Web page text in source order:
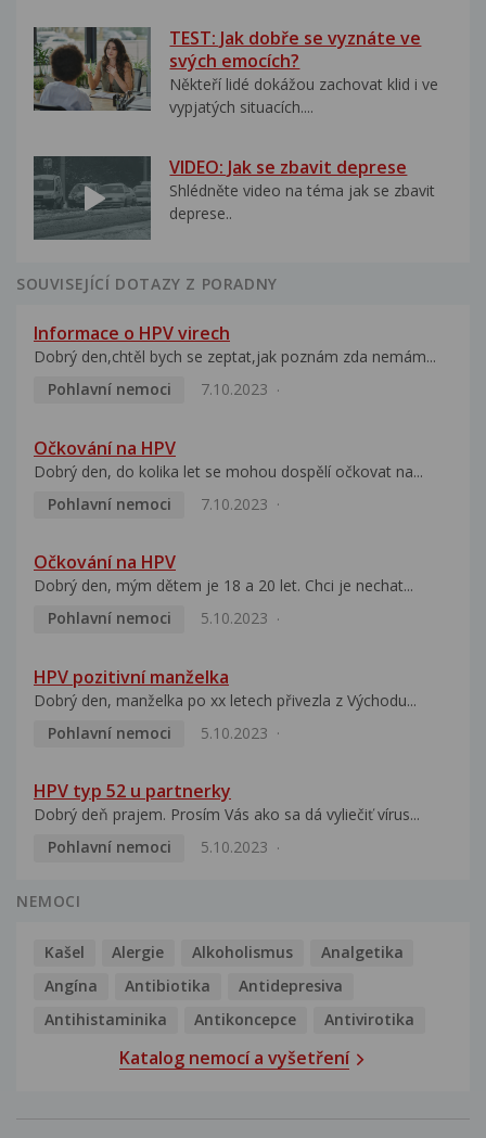
TEST: Jak dobře se vyznáte ve
svých emocích?
Někteří lidé dokážou zachovat klid i ve
vypjatých situacích....
VIDEO: Jak se zbavit deprese
Shlédněte video na téma jak se zbavit
deprese..
SOUVISEJÍCÍ DOTAZY Z PORADNY
Informace o HPV virech
Dobrý den,chtěl bych se zeptat,jak poznám zda nemám...
Pohlavní nemoci
7.10.2023
Očkování na HPV
Dobrý den, do kolika let se mohou dospělí očkovat na...
Pohlavní nemoci
7.10.2023
Očkování na HPV
Dobrý den, mým dětem je 18 a 20 let. Chci je nechat...
Pohlavní nemoci
5.10.2023
HPV pozitivní manželka
Dobrý den, manželka po xx letech přivezla z Východu...
Pohlavní nemoci
5.10.2023
HPV typ 52 u partnerky
Dobrý deň prajem. Prosím Vás ako sa dá vyliečiť vírus...
Pohlavní nemoci
5.10.2023
NEMOCI
Kašel Alergie Alkoholismus
Analgetika
Angína
Antibiotika
Antidepresiva
Antihistaminika
Antikoncepce Antivirotika
Katalog nemocí a vyšetření